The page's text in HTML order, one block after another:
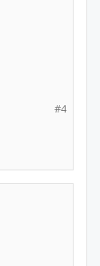
#4